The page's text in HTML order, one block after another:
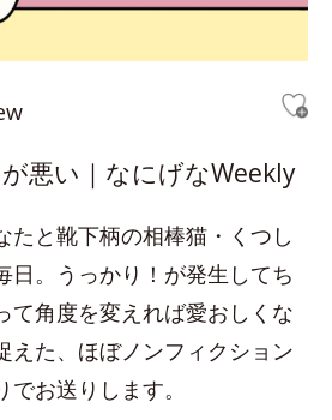
悪い｜なにげなWeekly
たと靴下柄の相棒猫・くつし
日。うっかり！が発生してち
て角度を変えれば愛おしくな
えた、ほぼノンフィクション
お送りします。